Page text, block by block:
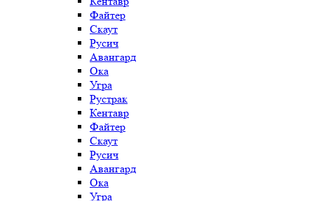
Файтер
Скаут
Русич
Авангард
Ока
Угра
Рустрак
Кентавр
Файтер
Скаут
Русич
Авангард
Ока
Угра